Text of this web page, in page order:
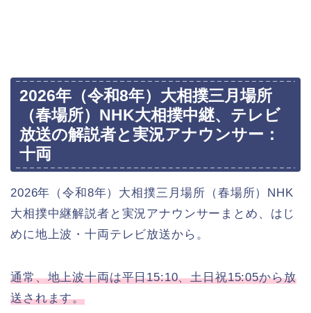
2026年（令和8年）大相撲三月場所
（春場所）NHK大相撲中継、テレビ
放送の解説者と実況アナウンサー：
十両
2026年（令和8年）大相撲三月場所（春場所）NHK
大相撲中継解説者と実況アナウンサーまとめ、はじ
めに地上波・十両テレビ放送から。
通常、地上波十両は平日15:10、土日祝15:05から放
送されます。